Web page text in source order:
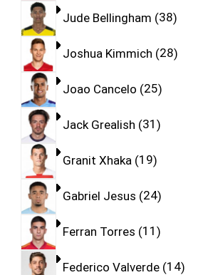
Jude Bellingham 38
Joshua Kimmich 28
Joao Cancelo 25
Jack Grealish 31
Granit Xhaka 19
Gabriel Jesus 24
Ferran Torres 11
Federico Valverde 14